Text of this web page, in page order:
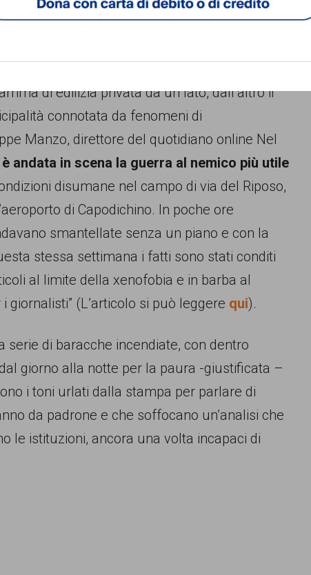
episodio pretestuoso”.
di edilizia privata da un lato, dall’altro il
connotata da fenomeni di
Manzo, direttore del quotidiano online Nel
è andata in scena la guerra al nemico più utile
disumane nel campo di via del Riposo,
di Capodichino. In poche ore
smantellate senza un piano e con la
stessa settimana i fatti sono stati conditi
al limite della xenofobia e in barba al
giornalisti” (L’articolo si può leggere qui).
di baracche incendiate, con dentro
giorno alla notte per la paura -giustificata –
i toni urlati dalla stampa per parlare di
da padrone e che soffocano un’analisi che
le istituzioni, ancora una volta incapaci di